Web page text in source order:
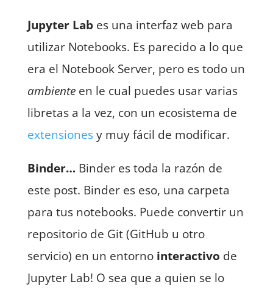
Jupyter Labes una interfaz web para
utilizar Notebooks. Es parecido a lo que
era el Notebook Server, pero es todo un
ambienteen le cual puedes usar varias
libretas a la vez, con un ecosistema de
extensionesy muy fácil de modificar.
Binder…Binder es toda la razón de
este post. Binder es eso, una carpeta
para tus notebooks. Puede convertir un
repositorio de Git (GitHub u otro
servicio) en un entorno interactivo de
Jupyter Lab! O sea que a quien se lo